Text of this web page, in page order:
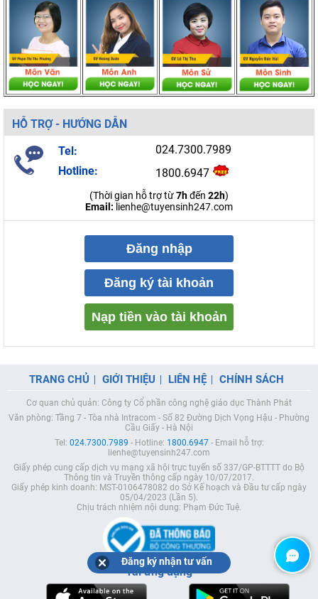
HỖ TRỢ - HƯỚNG DẪN
Tel:
024.7300.7989
Hotline:
1800.6947
(Thời gian hỗ trợ từ7hđến 22h)
Email: lienhe@tuyensinh247.com
Đăng nhập
Đăng ký tài khoản
Nạp tiền vào tài khoản
TRANG CHỦ GIỚI THIỆU LIÊN HỆ CHÍNH SÁCH
Cơ quan chủ quản: Công ty Cổ phần công nghệ giáo dục Thành Phát
Văn phòng: Tầng 7 - Tòa nhà Intracom - Số 82 Đường Dịch Vọng Hậu - Phường
Cầu Giấy - Hà Nội
Tel: 024.7300.7989 - Hotline: 1800.6947- Email hỗ trợ:
lienhe@tuyensinh247.com
Giấy phép cung cấp dịch vụ mạng xã hội trực tuyến số 337/GP-BTTTT do Bộ
Thông tin và Truyền thông cấp ngày 10/07/2017.
Giấy phép kinh doanh: MST-0106478082 do Sở Kế hoạch và Đầu tư cấp ngày
05/04/2023 (Lần 5).
Chịu trách nhiệm nội dung: Phạm Đức Tuệ.
Tải ứng dụng
Đăng ký nhận tư vấn